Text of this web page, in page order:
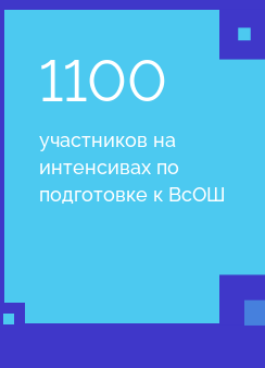
1100
участников на
интенсивах по
подготовке к ВсОШ